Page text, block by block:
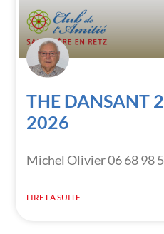
THE DANSANT
2026
Michel Olivier 06 68 98
LIRE LA SUITE